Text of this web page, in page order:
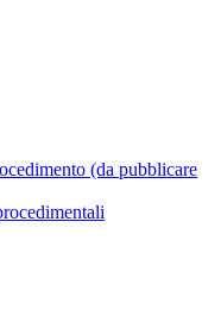
(da pubblicare